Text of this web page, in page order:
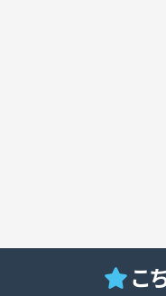
こ